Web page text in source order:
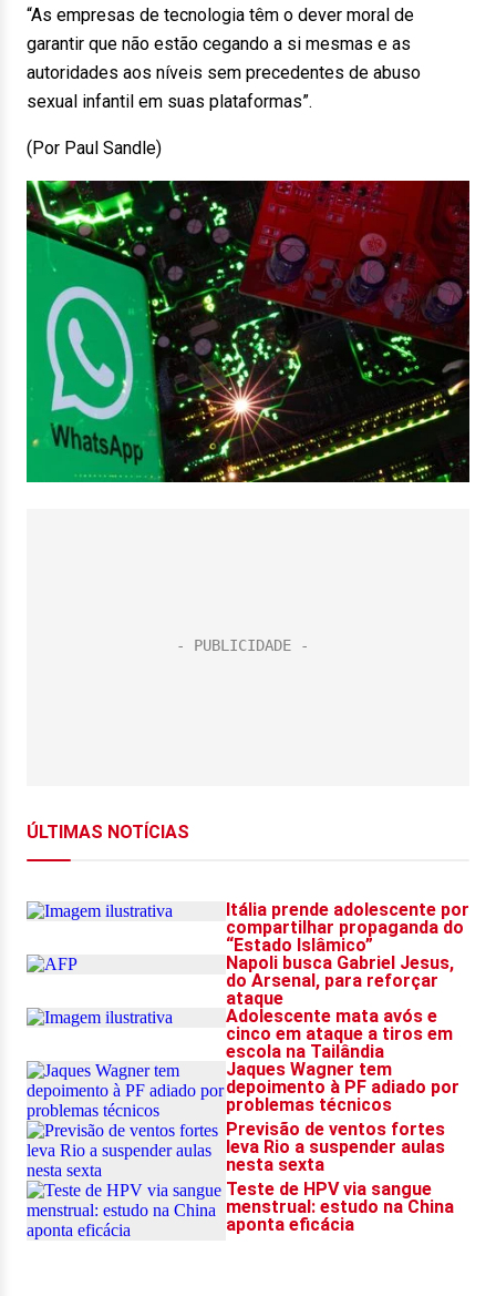
“As empresas de tecnologia têm o dever moral de
garantir que não estão cegando a si mesmas e as
autoridades aos níveis sem precedentes de abuso
sexual infantil em suas plataformas”.
(Por Paul Sandle)